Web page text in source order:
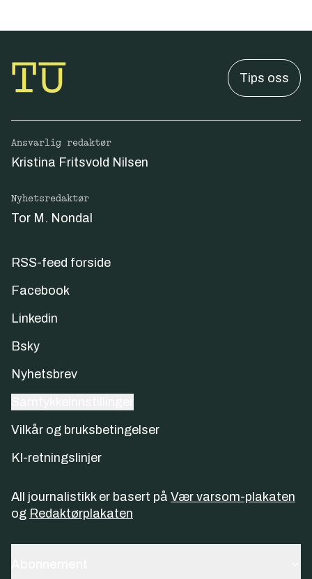
Tips oss
Ansvarlig redaktør
Kristina Fritsvold Nilsen
Nyhetsredaktør
Tor M. Nondal
RSS-feed forside
Facebook
Linkedin
Bsky
Nyhetsbrev
Vilkår og bruksbetingelser
KI-retningslinjer
All journalistikk er basert på Vær varsom-plakaten
og Redaktørplakaten